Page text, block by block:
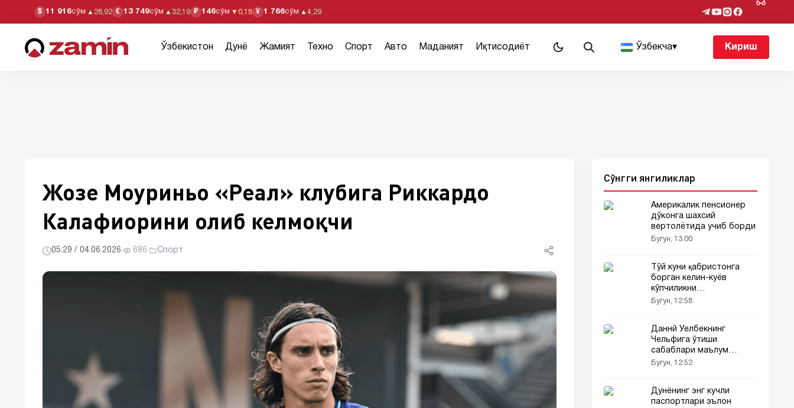
$ 11 916сўм ▲ 28,92 € 13 749сўм ▲ 32,19 ₽ 146сўм ▼ 0,18 ¥ 1 766сўм ▲ 4,29
Ўзбекистон Дунё Жамият Техно Спорт Авто Маданият Иқтисодиёт Ўзбекча▾ Кириш
Жозе Моуриньо «Реал» клубига Риккардо
Калафиорини олиб келмоқчи
05:29 / 04.06.2026· 686· Спорт
Сўнгги янгиликлар
Америкалик пенсионер
дўконга шахсий
вертолётида учиб борди
Бугун, 13:00
Тўй куни қабристонга
борган келин-куёв
кўпчиликни
тўлқинлантирди
Бугун, 12:58
Даннй Уелбекнинг
Чельфига ўтиши
сабаблари маълум
қилинди
Бугун, 12:52
Дунёнинг энг кучли
паспортлари эълон